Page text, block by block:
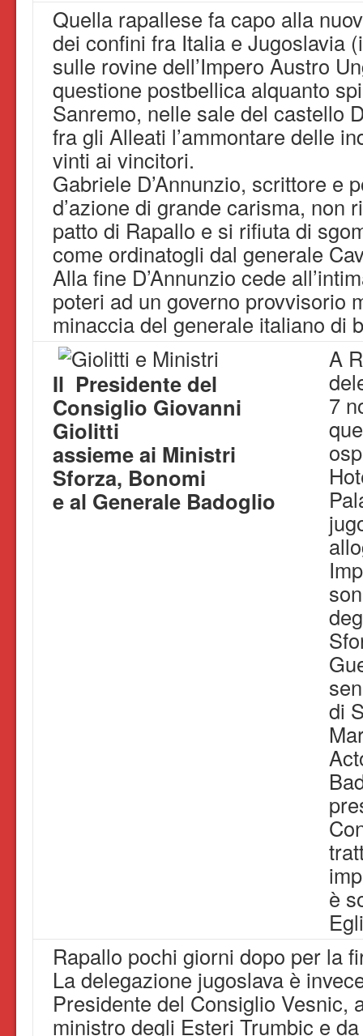
Quella rapallese fa capo alla
dei confini fra Italia e Jugoslavia
sulle rovine dell’Impero Austro
questione postbellica alquanto
Sanremo, nelle sale del castello
fra gli Alleati l’ammontare delle
vinti ai vincitori.
Gabriele D’Annunzio, scrittore e
d’azione di grande carisma, non
patto di Rapallo e si rifiuta di
come ordinatogli dal generale
Alla fine D’Annunzio cede
poteri ad un governo provvisorio
minaccia del generale italiano di
Il Presidente del
Consiglio Giovanni
Giolitti
assieme ai Ministri
Sforza, Bonomi
e al Generale Badoglio
A
7
di
è
Rapallo pochi giorni dopo per la
La delegazione jugoslava è
Presidente del Consiglio Vesnic,
ministro degli Esteri Trumbic e